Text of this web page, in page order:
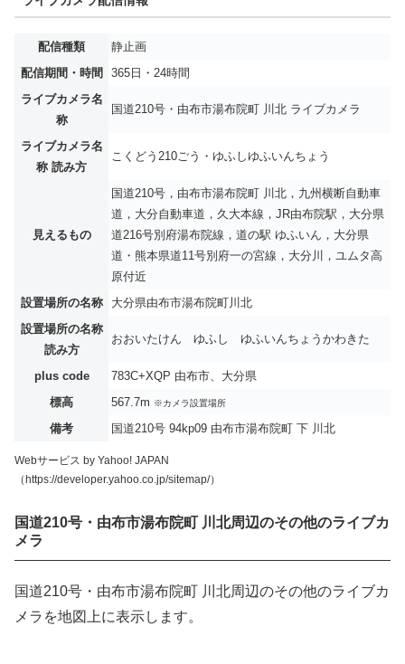
配信種類
静止画
配信期間・時間
365日・24時間
ライブカメラ名
称
国道210号・由布市湯布院町 川北 ライブカメラ
ライブカメラ名
称 読み方
こくどう210ごう・ゆふしゆふいんちょう
見えるもの
国道210号，由布市湯布院町 川北，九州横断自動車
道，大分自動車道，久大本線，JR由布院駅，大分県
道216号別府湯布院線，道の駅 ゆふいん，大分県
道・熊本県道11号別府一の宮線，大分川，ユムタ高
原付近
設置場所の名称
大分県由布市湯布院町川北
設置場所の名称
読み方
おおいたけん ゆふし ゆふいんちょうかわきた
plus code
783C+XQP 由布市、大分県
標高
567.7m ※カメラ設置場所
備考 国道210号 94kp09 由布市湯布院町 下 川北
Webサービス by Yahoo! JAPAN
（https://developer.yahoo.co.jp/sitemap/）
国道210号・由布市湯布院町 川北周辺のその他のライブカ
メラ
国道210号・由布市湯布院町 川北周辺のその他のライブカ
メラを地図上に表示します。